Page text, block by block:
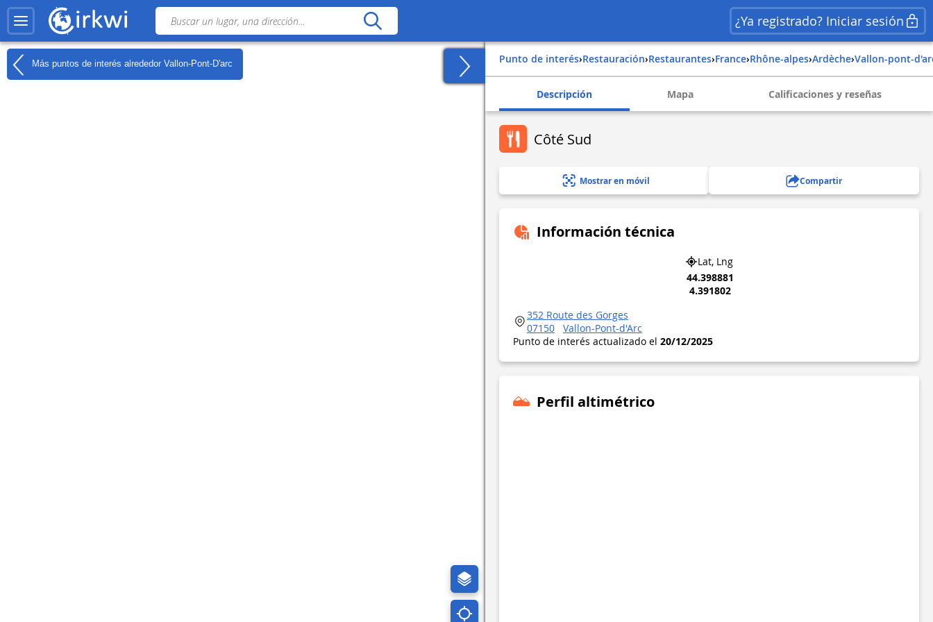
¿Ya registrado? Iniciar sesión
Más puntos de interés alrededor Vallon-Pont-D'arc Punto de interés› Restauración› Restaurantes› france› rhône-alpes› ardèche› vallon-pont-
Descripción Mapa Calificaciones y reseñas
Côté Sud
Mostrar en móvil Compartir
Información técnica
Lat, Lng
44.398881
4.391802
352 Route des Gorges
07150
Vallon-Pont-d'Arc
Punto de interés actualizado el 20/12/2025
Perfil altimétrico